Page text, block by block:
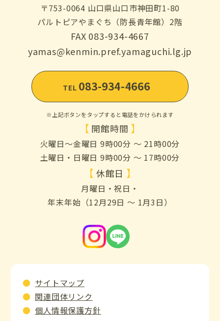
〒753-0064 山口県山口市神田町1-80
パルトピアやまぐち（防長青年館）2階
FAX 083-934-4667
yamas@kenmin.pref.yamaguchi.lg.jp
TEL 083-934-4666
※上記ボタンをタップすると電話をかけられます
【 開館時間 】
火曜日～金曜日 9時00分 ～ 21時00分
土曜日・日曜日 9時00分 ～ 17時00分
【 休館日 】
月曜日・祝日・
年末年始（12月29日 ～ 1月3日）
サイトマップ
関連団体リンク
個人情報保護方針